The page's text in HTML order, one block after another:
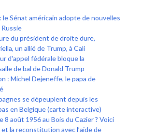
le Sénat américain adopte de nouvelles
du président de droite dure,
un allié de Trump, à Cali
d'appel fédérale bloque la
de bal de Donald Trump
: Michel Dejeneffe, le papa de
se dépeuplent depuis les
en Belgique (carte interactive)
8 août 1956 au Bois du Cazier ? Voici
la reconstitution avec l’aide de